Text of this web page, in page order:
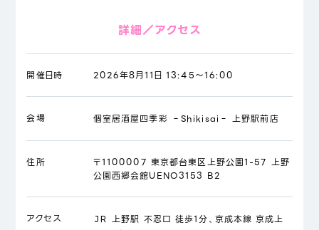
詳細／アクセス
開催日時 2026年8月11日 13:45～16:00
会場 個室居酒屋四季彩 ‐Shikisai‐ 上野駅前店
住所
〒1100007 東京都台東区上野公園1-57 上野
公園西郷会館UENO3153 B2
アクセス
ＪＲ 上野駅 不忍口 徒歩1分、京成本線 京成上